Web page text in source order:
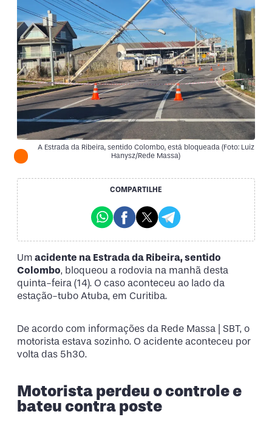
A Estrada da Ribeira, sentido Colombo, está bloqueada (Foto: Luiz
Hanysz/Rede Massa)
COMPARTILHE
Um acidente na Estrada da Ribeira, sentido
Colombo, bloqueou a rodovia na manhã desta
quinta-feira (14). O caso aconteceu ao lado da
estação-tubo Atuba, em Curitiba.
De acordo com informações da Rede Massa | SBT, o
motorista estava sozinho. O acidente aconteceu por
volta das 5h30.
Motorista perdeu o controle e
bateu contra poste